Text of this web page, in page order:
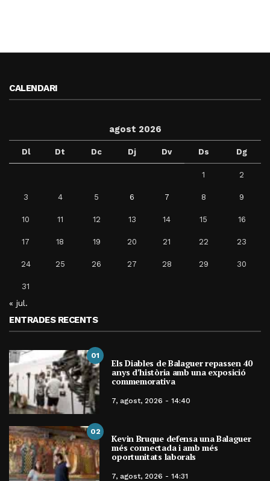
CALENDARI
agost 2026
Dl Dt Dc Dj Dv Ds Dg
1 2
3 4 5 6 7 8 9
10 11 12 13 14 15 16
17 18 19 20 21 22 23
24 25 26 27 28 29 30
31
« jul.
ENTRADES RECENTS
01
Els Diables de Balaguer repassen 40
anys d’història amb una exposició
commemorativa
7, agost, 2026 - 14:40
02
Kevin Bruque defensa una Balaguer
més connectada i amb més
oportunitats laborals
7, agost, 2026 - 14:31